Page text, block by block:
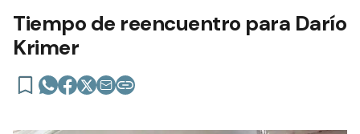
Tiempo de reencuentro para Darío
Krimer